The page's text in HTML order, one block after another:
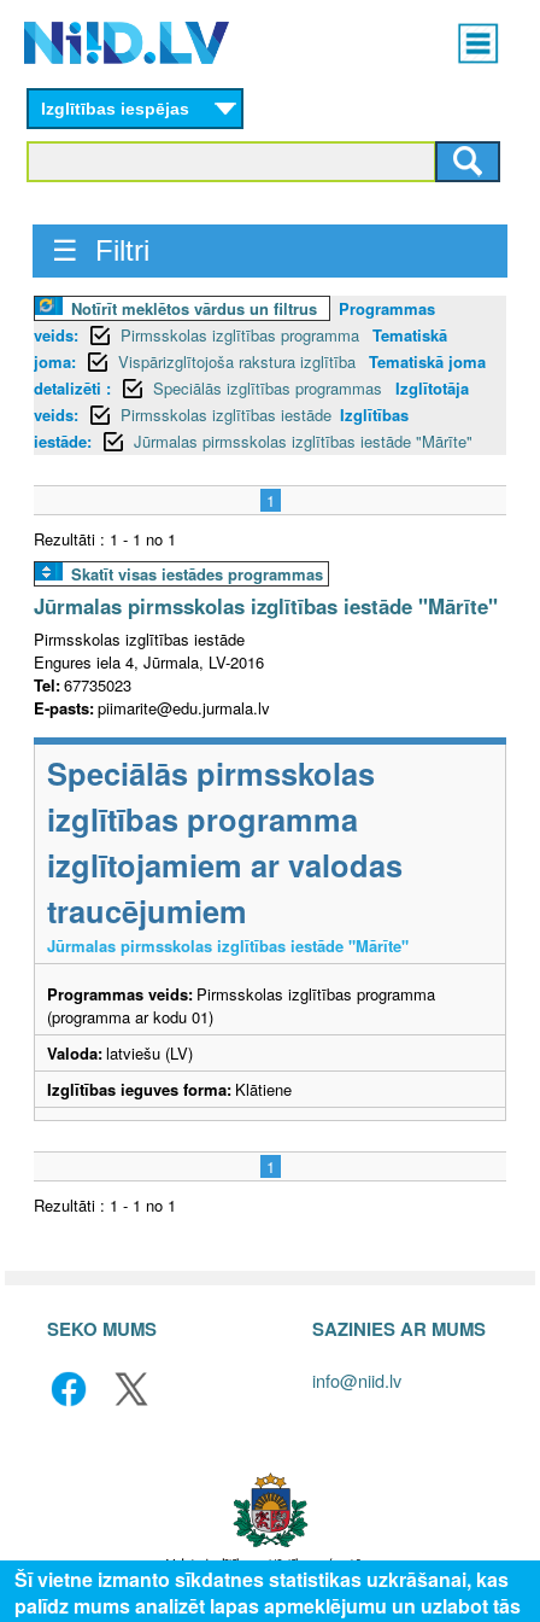
content
Main
menu
Izglītības iespējas
☰ Filtri
Notīrīt meklētos vārdus un filtrus
Programmas
veids:
Pirmsskolas izglītības programma Tematiskā
joma:
Vispārizglītojoša rakstura izglītība Tematiskā joma
detalizēti :
Speciālās izglītības programmas
Izglītotāja
veids:
Pirmsskolas izglītības iestāde Izglītības
iestāde:
Jūrmalas pirmsskolas izglītības iestāde "Mārīte"
1
Rezultāti : 1 - 1 no 1
Skatīt visas iestādes programmas
Jūrmalas pirmsskolas izglītības iestāde "Mārīte"
Pirmsskolas izglītības iestāde
Engures iela 4, Jūrmala, LV-2016
Tel:67735023
E-pasts:piimarite@edu.jurmala.lv
Speciālās pirmsskolas
izglītības programma
izglītojamiem ar valodas
traucējumiem
Jūrmalas pirmsskolas izglītības iestāde "Mārīte"
Programmas veids: Pirmsskolas izglītības programma
(programma ar kodu 01)
Valoda:latviešu (LV)
Izglītības ieguves forma: Klātiene
1
Rezultāti : 1 - 1 no 1
SEKO MUMS SAZINIES AR MUMS
info@niid.lv
Šī vietne izmanto sīkdatnes statistikas uzkrāšanai, kas
palīdz mums analizēt lapas apmeklējumu un uzlabot tās